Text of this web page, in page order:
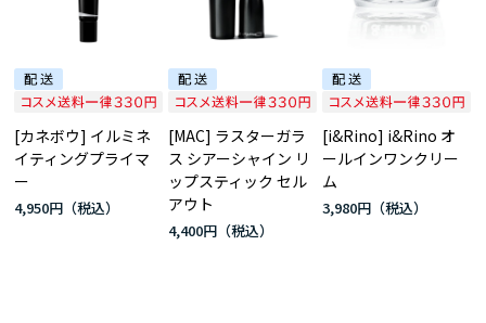
[カネボウ] イルミネ
イティングプライマ
ー
4,950円
[MAC] ラスターガラ
ス シアーシャイン リ
ップスティック セル
アウト
4,400円
[i&Rino] i&Rino オ
ールインワンクリー
ム
3,980円